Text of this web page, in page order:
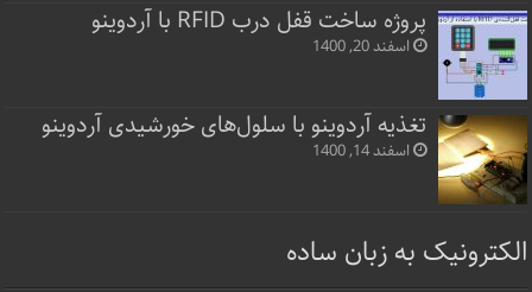
پروژه ساخت قفل‌ درب RFID با آردوینو
اسفند 20, 1400
تغذیه آردوینو با سلول‌های خورشیدی آردوینو
اسفند 14, 1400
الکترونیک به زبان ساده